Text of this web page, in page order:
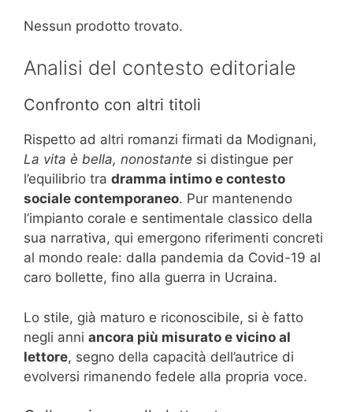
Nessun prodotto trovato.
Analisi del contesto editoriale
Confronto con altri titoli
Rispetto ad altri romanzi firmati da Modignani,
La vita è bella, nonostante si distingue per
l’equilibrio tra dramma intimo e contesto
sociale contemporaneo. Pur mantenendo
l’impianto corale e sentimentale classico della
sua narrativa, qui emergono riferimenti concreti
al mondo reale: dalla pandemia da Covid-19 al
caro bollette, fino alla guerra in Ucraina.
Lo stile, già maturo e riconoscibile, si è fatto
negli anni ancora più misurato e vicino al
lettore, segno della capacità dell’autrice di
evolversi rimanendo fedele alla propria voce.